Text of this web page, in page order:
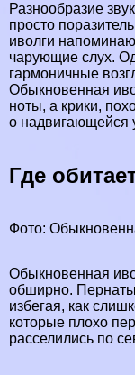
Разнообразие
просто
иволги
чарующие слух.
гармоничные
Обыкновенная
ноты, а крики,
о надвигающейся
Где
Фото:
Обыкновенная
обширно.
избегая, как
которые плохо
расселились по